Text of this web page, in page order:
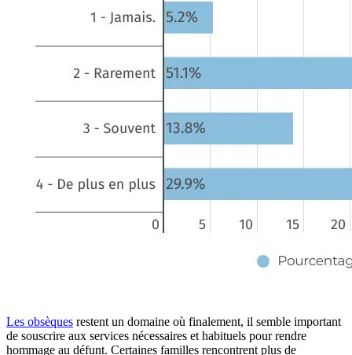
Les obsèques restent un domaine où finalement, il semble important
de souscrire aux services nécessaires et habituels pour rendre
hommage au défunt. Certaines familles rencontrent plus de